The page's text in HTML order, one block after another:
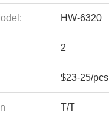
HW-6320
2
$23-25/pcs
T/T